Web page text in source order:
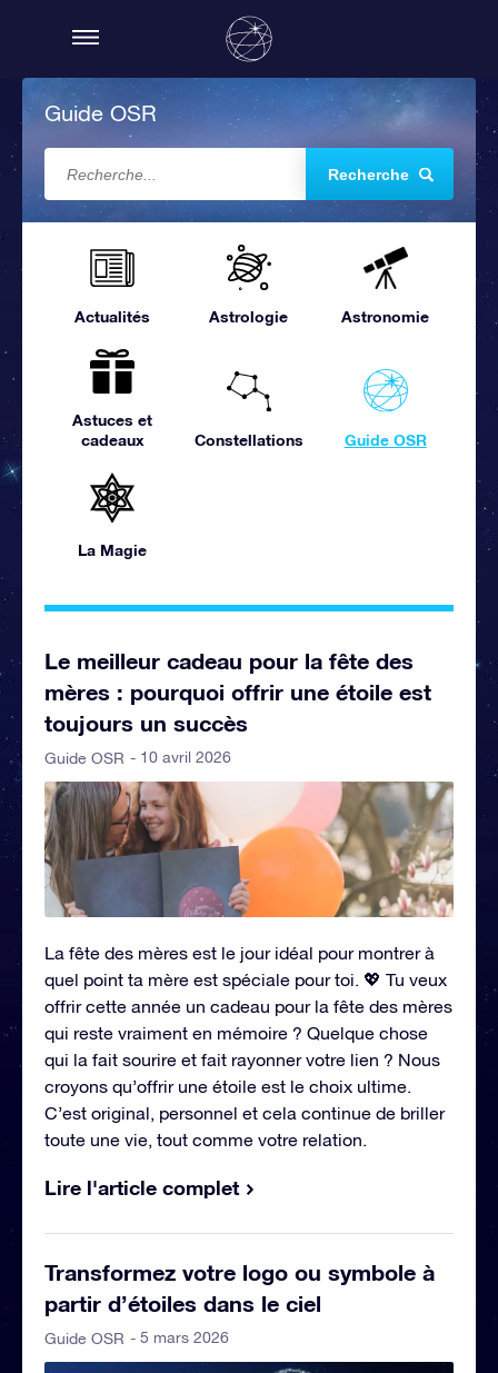
Guide OSR
Recherche
Actualités Astrologie Astronomie
Astuces et
cadeaux
Constellations Guide OSR
La Magie
Le meilleur cadeau pour la fête des
mères : pourquoi offrir une étoile est
toujours un succès
Guide OSR - 10 avril 2026
La fête des mères est le jour idéal pour montrer à
quel point ta mère est spéciale pour toi. 💖 Tu veux
offrir cette année un cadeau pour la fête des mères
qui reste vraiment en mémoire ? Quelque chose
qui la fait sourire et fait rayonner votre lien ? Nous
croyons qu’offrir une étoile est le choix ultime.
C’est original, personnel et cela continue de briller
toute une vie, tout comme votre relation.
Lire l'article complet
Transformez votre logo ou symbole à
partir d’étoiles dans le ciel
Guide OSR - 5 mars 2026